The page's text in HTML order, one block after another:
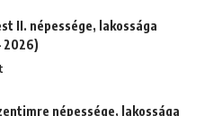
II. népessége, lakossága
2026)
népessége, lakossága